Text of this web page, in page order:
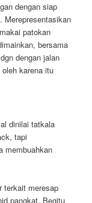
dengan siap
Merepresentasikan
patokan
bersama
dengan jalan
karena itu
dinilai tatkala
tapi
membuahkan
terkait meresap
pangkat. Begitu